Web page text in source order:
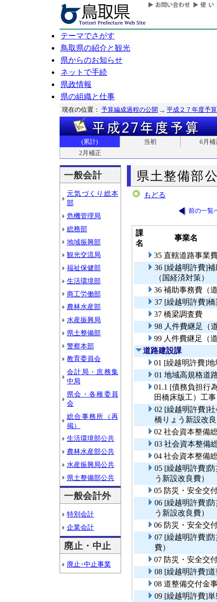
テーマでさがす
鳥取県の紹介と観光
県からのお知らせ
ネットで手続
県政情報
県の組織と仕事
現在の位置： 予算編成過程の公開 平成２７年度予算
(累計) 当初
6月補
2月補正
一般会計
元気づくり総本
部
危機管理局
総務部
地域振興部
観光交流局
福祉保健部
生活環境部
商工労働部
農林水産部
水産振興局
県土整備部
警察本部
教育委員会
会計局・庶務集
中局
県会・各種委員
会
総合事務所（再
掲）
生活環境部公共
農林水産部公共
水産振興局公共
県土整備部公共
一般会計外
特別会計
企業会計
廃止・中止
廃止･中止事業
県土整備部
もどる
前の一覧
課
名
事業名
35 直轄道路事業
36 [繰越明許費]
（国経済対策）
36 補助事務費（
37 [繰越明許費]
37 橋梁調査費
98 人件費継足（
99 人件費継足（
道路建設課
01 [繰越明許費]
01 地域高規格道
01.1 [債務負担行
田橋床版工）工事
02 [繰越明許費]
橋りょう新設改
02 社会資本整備
03 社会資本整備
04 社会資本整備
05 [繰越明許費]
う新設改良費）
05 防災・安全交
06 [繰越明許費]
う新設改良費）
06 防災・安全交
07 [繰越明許費]
費）
07 防災・安全交
08 [繰越明許費]
08 道整備交付金
09 [繰越明許費]